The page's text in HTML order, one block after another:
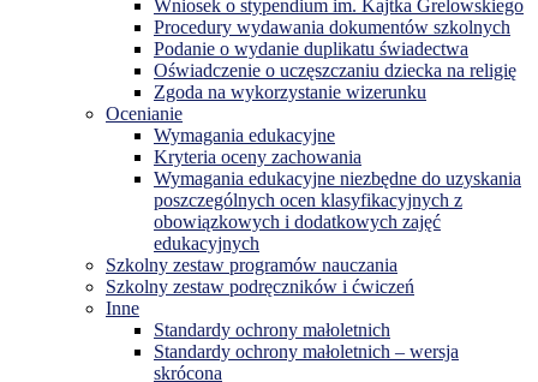
Wniosek o stypendium im. Kajtka Grelowskiego
Procedury wydawania dokumentów szkolnych
Podanie o wydanie duplikatu świadectwa
Oświadczenie o uczęszczaniu dziecka na religię
Zgoda na wykorzystanie wizerunku
Ocenianie
Wymagania edukacyjne
Kryteria oceny zachowania
Wymagania edukacyjne niezbędne do uzyskania
poszczególnych ocen klasyfikacyjnych z
obowiązkowych i dodatkowych zajęć
edukacyjnych
Szkolny zestaw programów nauczania
Szkolny zestaw podręczników i ćwiczeń
Inne
Standardy ochrony małoletnich
Standardy ochrony małoletnich – wersja
skrócona